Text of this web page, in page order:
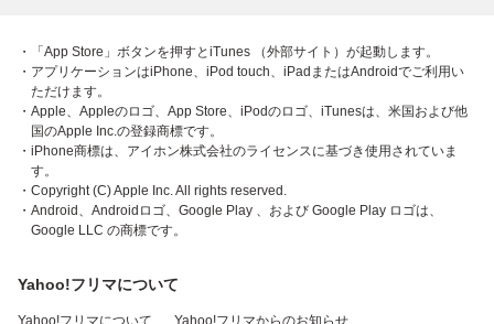
・「App Store」ボタンを押すとiTunes （外部サイト）が起動します。
・アプリケーションはiPhone、iPod touch、iPadまたはAndroidでご利用い
ただけます。
・Apple、Appleのロゴ、App Store、iPodのロゴ、iTunesは、米国および他
国のApple Inc.の登録商標です。
・iPhone商標は、アイホン株式会社のライセンスに基づき使用されていま
す。
・Copyright (C) Apple Inc. All rights reserved.
・Android、Androidロゴ、Google Play 、および Google Play ロゴは、
Google LLC の商標です。
Yahoo!フリマについて